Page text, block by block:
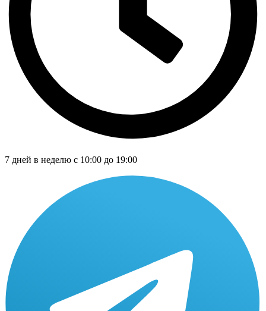
7 дней в неделю с 10:00 до 19:00